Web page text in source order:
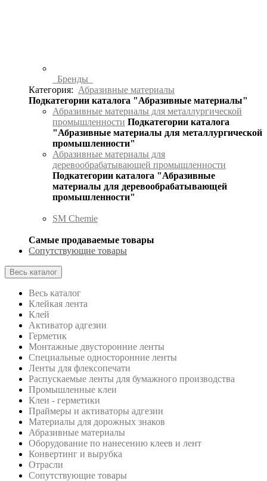
Бренды
Категория: Абразивные материалы
Подкатегории каталога "Абразивные материалы"
Абразивные материалы для металлургической
промышленности Подкатегории каталога
"Абразивные материалы для металлургической
промышленности"
Абразивные материалы для
деревообрабатывающей промышленности
Подкатегории каталога "Абразивные
материалы для деревообрабатывающей
промышленности"
SM Chemie
Самые продаваемые товары
Сопутствующие товары
Весь каталог
Весь каталог
Клейкая лента
Клей
Активатор адгезии
Герметик
Монтажные двусторонние ленты
Специальные односторонние ленты
Ленты для флексопечати
Распускаемые ленты для бумажного производства
Промышленные клеи
Клеи - герметики
Праймеры и активаторы адгезии
Материалы для дорожных знаков
Абразивные материалы
Оборудование по нанесению клеев и лент
Конвертинг и вырубка
Отрасли
Сопутствующие товары